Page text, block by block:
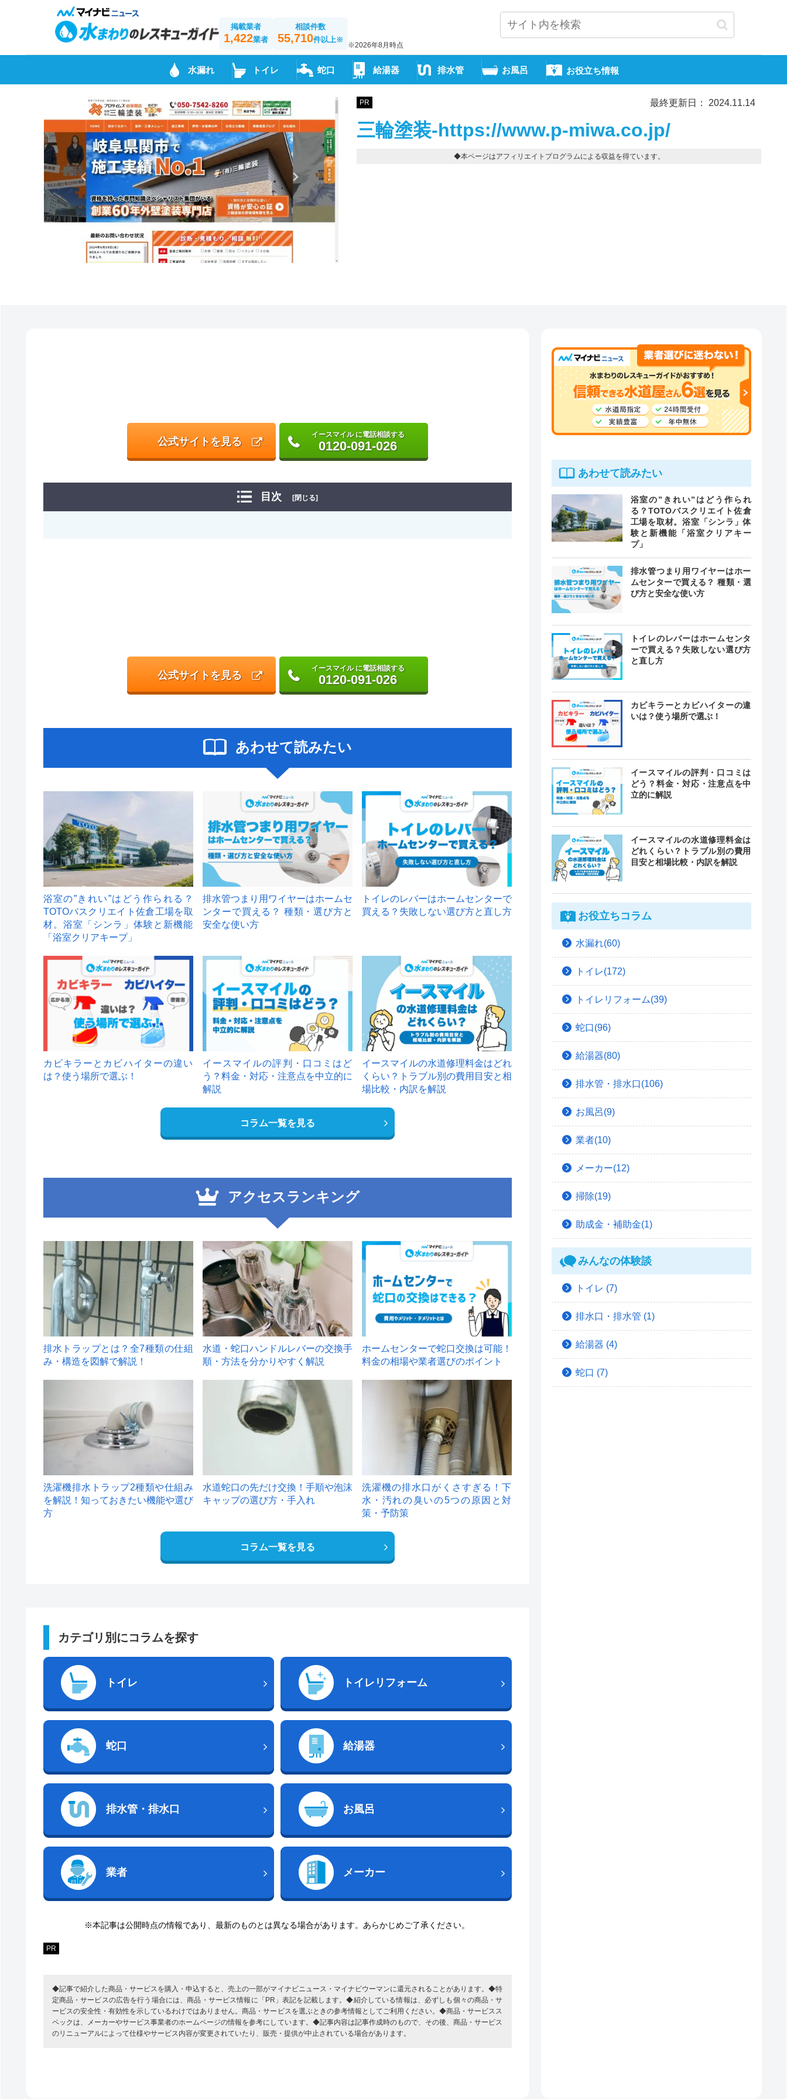
掲載業者
1,422業者
相談件数
55,710件以上※
※2026年8月時点
水漏れ トイレ 蛇口 給湯器 排水管 お風呂 お役立ち情報
PR 最終更新日： 2024.11.14
三輪塗装-https://www.p-miwa.co.jp/
◆本ページはアフィリエイトプログラムによる収益を得ています。
公式サイトを見る
イースマイル に電話相談する
0120-091-026
目次 [閉じる]
公式サイトを見る
イースマイル に電話相談する
0120-091-026
あわせて読みたい
浴室の”きれい”はどう作られる？
TOTOバスクリエイト佐倉工場を取
材。浴室「シンラ」体験と新機能
「浴室クリアキープ」
排水管つまり用ワイヤーはホームセ
ンターで買える？ 種類・選び方と
安全な使い方
トイレのレバーはホームセンターで
買える？失敗しない選び方と直し方
カビキラーとカビハイターの違い
は？使う場所で選ぶ！
イースマイルの評判・口コミはど
う？料金・対応・注意点を中立的に
解説
イースマイルの水道修理料金はどれ
くらい？トラブル別の費用目安と相
場比較・内訳を解説
コラム一覧を見る
アクセスランキング
1
排水トラップとは？全7種類の仕組
み・構造を図解で解説！
2
水道・蛇口ハンドルレバーの交換手
順・方法を分かりやすく解説
ホームセンターで蛇口交換は可能！
料金の相場や業者選びのポイント
洗濯機排水トラップ2種類や仕組み
を解説！知っておきたい機能や選び
方
水道蛇口の先だけ交換！手順や泡沫
キャップの選び方・手入れ
洗濯機の排水口がくさすぎる！下
水・汚れの臭いの5つの原因と対
策・予防策
コラム一覧を見る
カテゴリ別にコラムを探す
トイレ トイレリフォーム
蛇口 給湯器
排水管・排水口 お風呂
業者 メーカー
※本記事は公開時点の情報であり、最新のものとは異なる場合があります。あらかじめご了承ください。
PR
◆記事で紹介した商品・サービスを購入・申込すると、売上の一部がマイナビニュース・マイナビウーマンに還元されることがあります。◆特
定商品・サービスの広告を行う場合には、商品・サービス情報に「PR」表記を記載します。◆紹介している情報は、必ずしも個々の商品・サ
ービスの安全性・有効性を示しているわけではありません。商品・サービスを選ぶときの参考情報としてご利用ください。◆商品・サービスス
ペックは、メーカーやサービス事業者のホームページの情報を参考にしています。◆記事内容は記事作成時のもので、その後、商品・サービス
のリニューアルによって仕様やサービス内容が変更されていたり、販売・提供が中止されている場合があります。
あわせて読みたい
浴室の”きれい”はどう作られ
る？TOTOバスクリエイト佐倉
工場を取材。浴室「シンラ」体
験と新機能「浴室クリアキー
プ」
排水管つまり用ワイヤーはホー
ムセンターで買える？ 種類・選
び方と安全な使い方
トイレのレバーはホームセンタ
ーで買える？失敗しない選び方
と直し方
カビキラーとカビハイターの違
いは？使う場所で選ぶ！
イースマイルの評判・口コミは
どう？料金・対応・注意点を中
立的に解説
イースマイルの水道修理料金は
どれくらい？トラブル別の費用
目安と相場比較・内訳を解説
お役立ちコラム
水漏れ(60)
トイレ(172)
トイレリフォーム(39)
蛇口(96)
給湯器(80)
排水管・排水口(106)
お風呂(9)
業者(10)
メーカー(12)
掃除(19)
助成金・補助金(1)
みんなの体験談
トイレ (7)
排水口・排水管 (1)
給湯器 (4)
蛇口 (7)